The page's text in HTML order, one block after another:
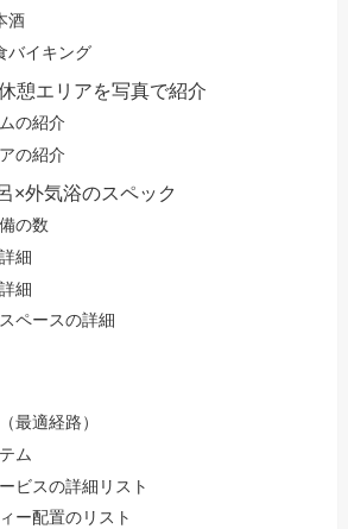
酒
バイキング
憩エリアを写真で紹介
の紹介
の紹介
×外気浴のスペック
の数
細
細
ペースの詳細
最適経路）
ム
ビスの詳細リスト
ー配置のリスト